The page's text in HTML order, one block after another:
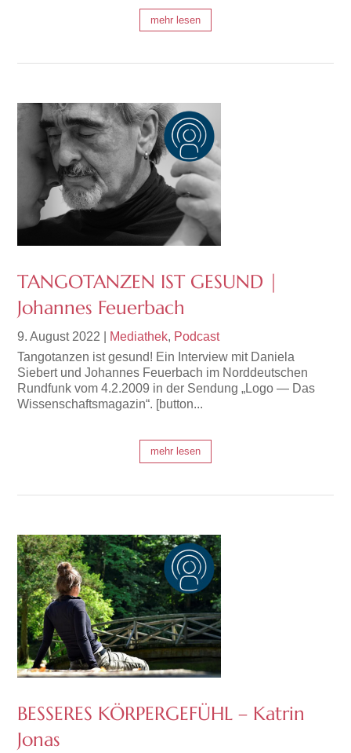
mehr lesen
TANGOTANZEN IST GESUND |
Johannes Feuerbach
9. August 2022 Mediathek, Podcast
Tangotanzen ist gesund! Ein Interview mit Daniela
Siebert und Johannes Feuerbach im Norddeutschen
Rundfunk vom 4.2.2009 in der Sendung „Logo — Das
Wissenschaftsmagazin“. [button...
mehr lesen
BESSERES KÖRPERGEFÜHL – Katrin
Jonas